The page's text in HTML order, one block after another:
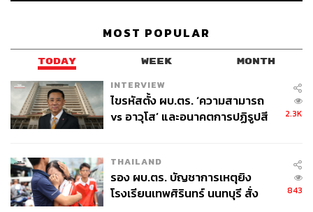
MOST POPULAR
TODAY WEEK MONTH
INTERVIEW
ไขรหัสตั้ง ผบ.ตร. ‘ความสามารถ
vs อาวุโส’ และอนาคตการปฏิรูปสี
2.3K
THAILAND
รอง ผบ.ตร. บัญชาการเหตุยิง
โรงเรียนเทพศิรินทร์ นนทบุรี สั่ง
843